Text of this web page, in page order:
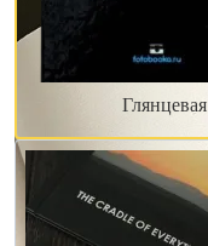
Глянцевая